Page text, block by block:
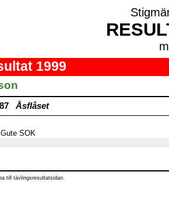
1999
Åsflåset
SOK
till tävlingsresultatsidan.